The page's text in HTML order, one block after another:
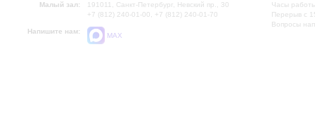
Малый зал:
191011, Санкт-Петербург, Невский пр., 30
+7 (812) 240-01-00, +7 (812) 240-01-70
Напишите нам:
MAX
Часы
Перерыв с
Вопросы